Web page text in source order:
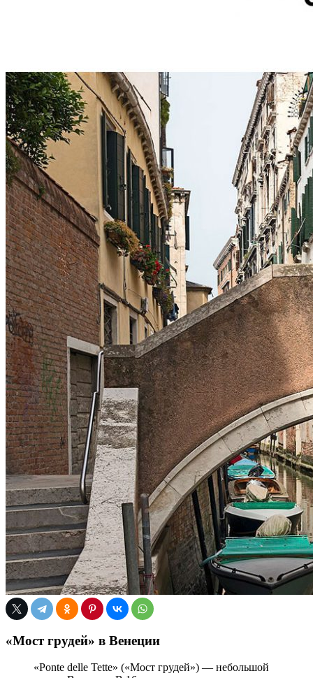
«Мост грудей» в Венеции
«Ponte delle Tette» («Мост грудей») — небольшой